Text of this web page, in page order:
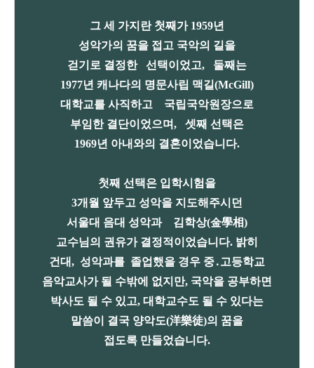
그 세 가지란 첫째가 1959년
성악가의 꿈을 접고 국악의 길을
걷기로 결정한 선택이었고, 둘째는
1977년 캐나다의 명문사립 맥길(McGill)
대학교를 사직하고 국립국악원장으로
부임한 결단이었으며, 셋째 선택은
1969년 아내와의 결혼이었습니다.
첫째 선택은 입학시험을
3개월 앞두고 성악을 지도해주시던
서울대 음대 성악과 김학상(金學相)
교수님의 권유가 결정적이었습니다. 밝히
건대, 성악과를 졸업했을 경우 중․고등학교
음악교사가 될 수밖에 없지만, 국악을 공부하면
박사도 될 수 있고, 대학교수도 될 수 있다는
말씀이 결국 양악도(洋樂徒)의 꿈을
접도록 만들었습니다.